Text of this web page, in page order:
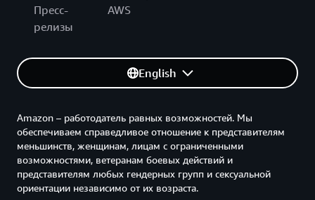
Пресс-
релизы
AWS
English
Amazon – работодатель равных возможностей. Мы
обеспечиваем справедливое отношение к представителям
меньшинств, женщинам, лицам с ограниченными
возможностями, ветеранам боевых действий и
представителям любых гендерных групп и сексуальной
ориентации независимо от их возраста.